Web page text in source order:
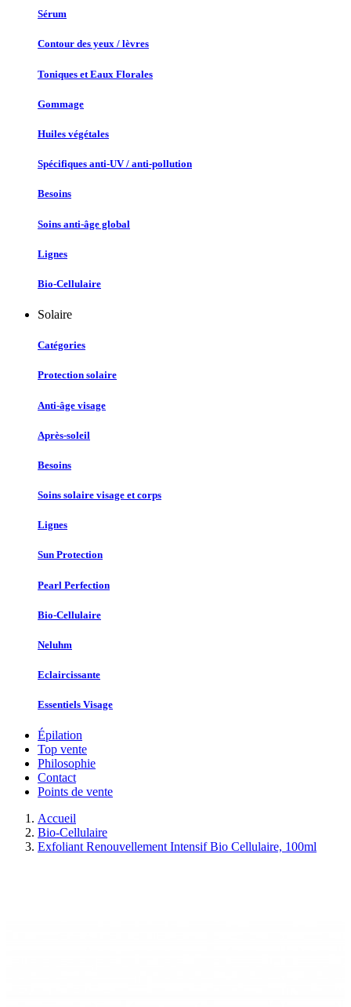
Sérum
Contour des yeux / lèvres
Toniques et Eaux Florales
Gommage
Huiles végétales
Spécifiques anti-UV / anti-pollution
Besoins
Soins anti-âge global
Lignes
Bio-Cellulaire
Solaire
Catégories
Protection solaire
Anti-âge visage
Après-soleil
Besoins
Soins solaire visage et corps
Lignes
Sun Protection
Pearl Perfection
Bio-Cellulaire
Neluhm
Eclaircissante
Essentiels Visage
Épilation
Top vente
Philosophie
Contact
Points de vente
Accueil
Bio-Cellulaire
Exfoliant Renouvellement Intensif Bio Cellulaire, 100ml